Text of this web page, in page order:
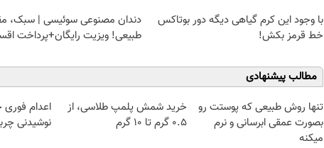
با وجود این کرم گیاهی دیگه دور بوتاکس
خط قرمز بکش!
دندان مصنوعی سوئیسی | سبک،
طبیعی! ویزیت رایگان+پرداخت
مطالب پیشنهادی
تنها روش طبیعی که پوستت رو
بصورت عمقی ابرسانی و نرم
میکنه
خرید شمش پلمپ طلاسی، از
۰.۵ گرم تا ۱۰ گرم
اعدام فوری
نوشیدنی